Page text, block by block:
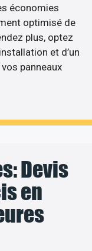
économies
optimisé de
plus, optez
et d’un
panneaux
Devis
en